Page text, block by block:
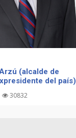
(alcalde de
del país)
30832